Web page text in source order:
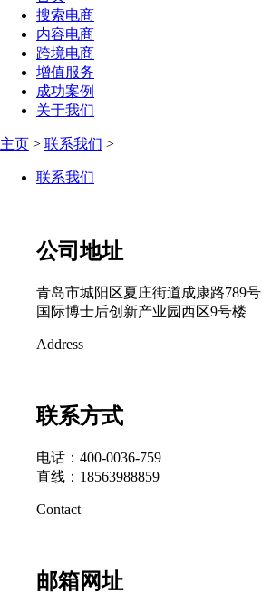
搜索电商
内容电商
跨境电商
增值服务
成功案例
关于我们
主页 > 联系我们 >
联系我们
公司地址
青岛市城阳区夏庄街道成康路789号
国际博士后创新产业园西区9号楼
Address
联系方式
电话：400-0036-759
直线：18563988859
Contact
邮箱网址